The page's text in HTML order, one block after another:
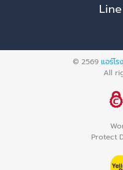
© 2569 แอร์โ
All
Protect